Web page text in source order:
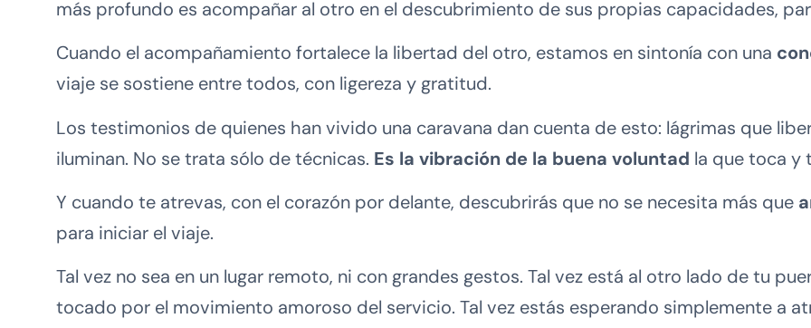
más profundo es acompañar al otro en el descubrimiento de sus propias capacidades,
Cuando el acompañamiento fortalece la libertad del otro, estamos en sintonía con una
viaje se sostiene entre todos, con ligereza y gratitud.
Los testimonios de quienes han vivido una caravana dan cuenta de esto: lágrimas que
iluminan. No se trata sólo de técnicas. Es la vibración de la buena voluntad la que toca y
Y cuando te atrevas, con el corazón por delante, descubrirás que no se necesita más que
para iniciar el viaje.
Tal vez no sea en un lugar remoto, ni con grandes gestos. Tal vez está al otro lado de tu
tocado por el movimiento amoroso del servicio. Tal vez estás esperando simplemente a